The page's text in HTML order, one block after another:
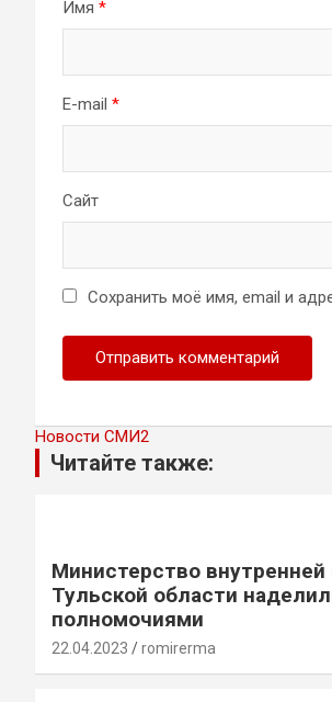
Имя *
E-mail *
Сайт
Сохранить моё имя, email и
Новости СМИ2
Читайте также:
Министерство внутренней
Тульской области
полномочиями
22.04.2023 romirerma